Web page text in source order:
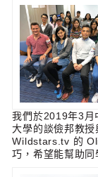
我們於2019年3月
大學的談儉邦教
Wildstars.tv 的
巧，希望能幫助同